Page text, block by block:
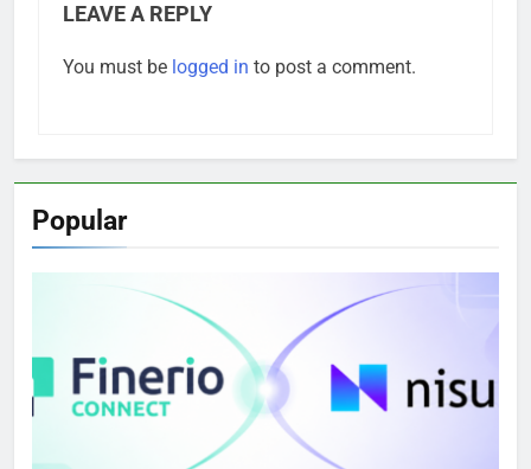
LEAVE A REPLY
You must be logged in to post a comment.
Popular